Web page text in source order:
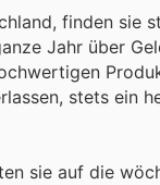
finden sie
Jahr über
stets ein
sie auf die